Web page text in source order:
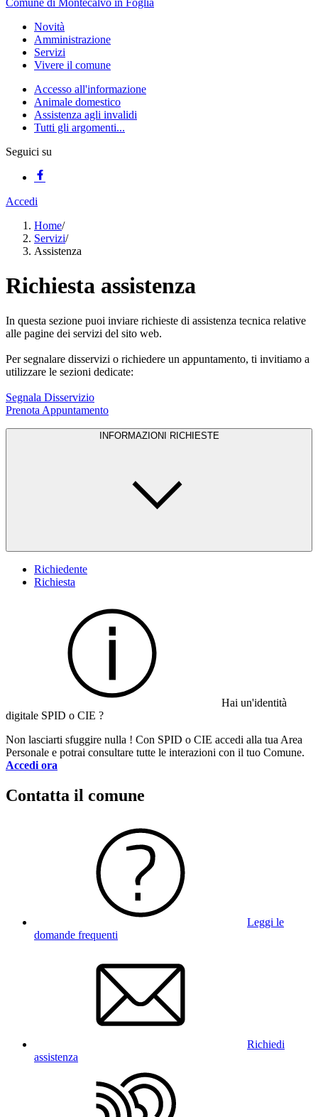
Comune di Montecalvo in Foglia
Novità
Amministrazione
Servizi
Vivere il comune
Accesso all'informazione
Animale domestico
Assistenza agli invalidi
Tutti gli argomenti...
Seguici su
Accedi
Home/
Servizi/
Assistenza
Richiesta assistenza
In questa sezione puoi inviare richieste di assistenza tecnica relative
alle pagine dei servizi del sito web.
Per segnalare disservizi o richiedere un appuntamento, ti invitiamo a
utilizzare le sezioni dedicate:
Segnala Disservizio
Prenota Appuntamento
INFORMAZIONI RICHIESTE
Richiedente
Richiesta
Hai un'identità
digitale SPID o CIE ?
Non lasciarti sfuggire nulla ! Con SPID o CIE accedi alla tua Area
Personale e potrai consultare tutte le interazioni con il tuo Comune.
Accedi ora
Contatta il comune
Leggi le
domande frequenti
Richiedi
assistenza